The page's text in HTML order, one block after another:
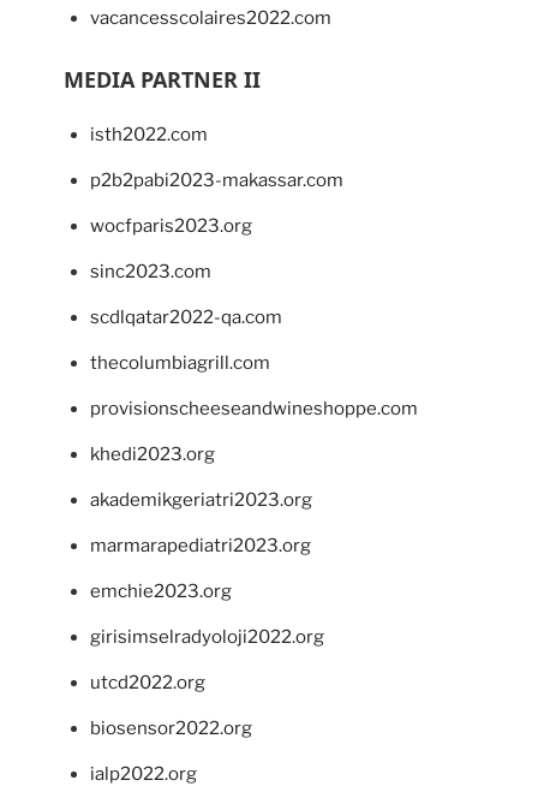
vacancesscolaires2022.com
MEDIA PARTNER II
isth2022.com
p2b2pabi2023-makassar.com
wocfparis2023.org
sinc2023.com
scdlqatar2022-qa.com
thecolumbiagrill.com
provisionscheeseandwineshoppe.com
khedi2023.org
akademikgeriatri2023.org
marmarapediatri2023.org
emchie2023.org
girisimselradyoloji2022.org
utcd2022.org
biosensor2022.org
ialp2022.org